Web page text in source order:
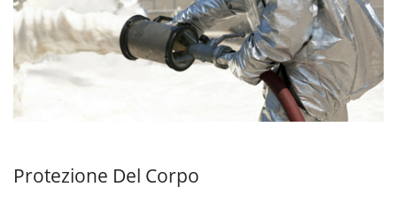
Protezione Del Corpo